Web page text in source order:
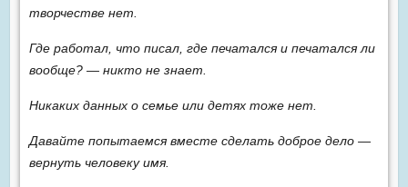
творчестве нет.
Где работал, что писал, где печатался и печатался ли
вообще? — никто не знает.
Никаких данных о семье или детях тоже нет.
Давайте попытаемся вместе сделать доброе дело —
вернуть человеку имя.